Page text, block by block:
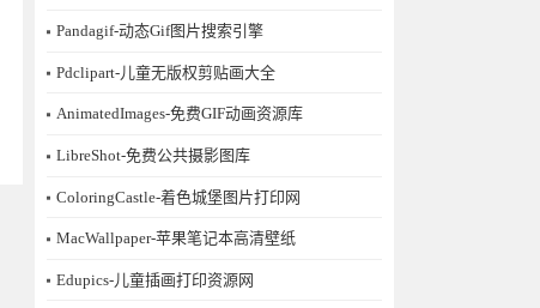
Pandagif-动态Gif图片搜索引擎
Pdclipart-儿童无版权剪贴画大全
AnimatedImages-免费GIF动画资源库
LibreShot-免费公共摄影图库
ColoringCastle-着色城堡图片打印网
MacWallpaper-苹果笔记本高清壁纸
Edupics-儿童插画打印资源网